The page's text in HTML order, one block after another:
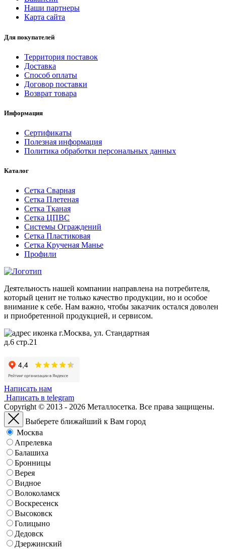
Наши партнеры
Карта сайта
Для покупателей
Территория поставок
Доставка
Способ оплаты
Договор поставки
Возврат товара
Информация
Сертификаты
Полезная информация
Политика обработки персональных данных
Каталог
Сетка Сварная
Сетка Плетеная
Сетка Тканая
Сетка ЦПВС
Системы Ограждений
Сетка Пластиковая
Сетка Крученая Манье
Профили
Деятельность нашей компании направлена на потребителя,
который ценит не только качество продукции, но и особое
внимание к себе. Нам важно, чтобы заказчик остался доволен
и приобретенной продукцией, и сервисом.
г.Москва, ул. Стандартная
д.6 стр.21
Написать нам
Написать в telegram
Copyright © 2013 - 2026 Металлосетка. Все права защищены.
Выберете ближайший к Вам город
Москва
Апрелевка
Балашиха
Бронницы
Верея
Видное
Волоколамск
Воскресенск
Высоковск
Голицыно
Дедовск
Дзержинский